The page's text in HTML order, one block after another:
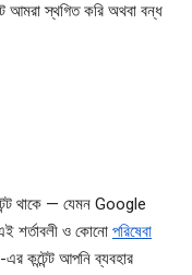
আমরা স্থগিত করি অথবা বন্ধ
থাকে — যেমন Google
শর্তাবলী ও কোনো পরিষেবা
কন্টেন্ট আপনি ব্যবহার